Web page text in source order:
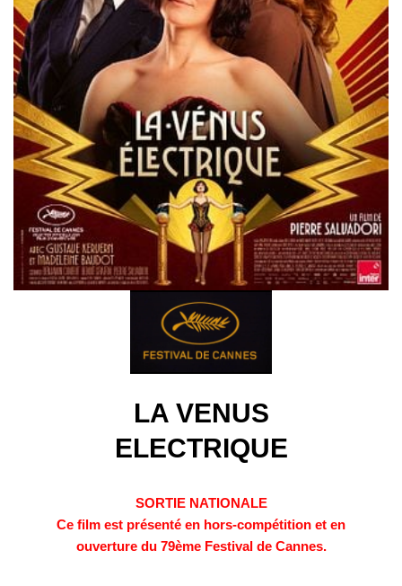
LA VENUS
ELECTRIQUE
SORTIE NATIONALE
Ce film est présenté en hors-compétition et en
ouverture du 79ème Festival de Cannes.